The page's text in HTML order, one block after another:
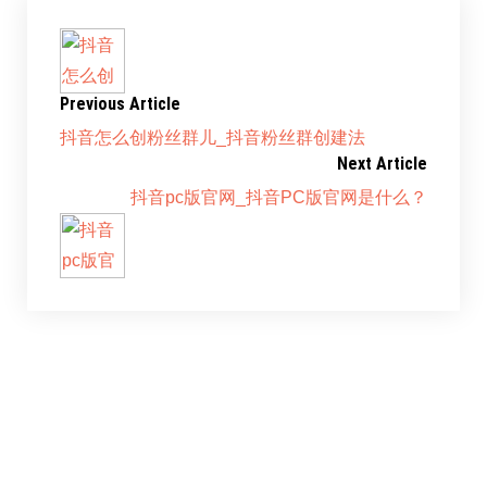
Previous Article
抖音怎么创粉丝群儿_抖音粉丝群创建法
Next Article
抖音pc版官网_抖音PC版官网是什么？